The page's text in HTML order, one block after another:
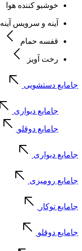
خوشبو کننده هوا
آینه و سرویس آینه
قفسه حمام
رخت آویز
جامایع دستشویی
جامایع دیواری
جامایع دوقلو
جامایع دیواری
جامایع رومیزی
جامایع توکار
جامایع دوقلو